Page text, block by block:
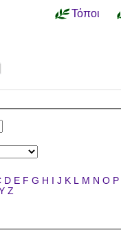
Τόποι
D E F G H I J K L M N O P
Z